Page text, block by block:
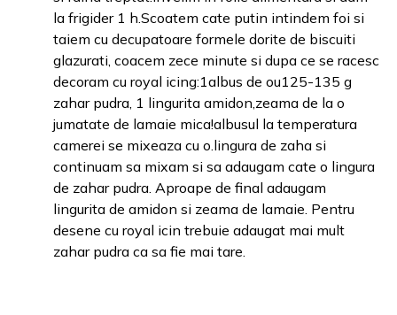
la frigider 1 h.Scoatem cate putin intindem foi si
taiem cu decupatoare formele dorite de biscuiti
glazurati, coacem zece minute si dupa ce se racesc
decoram cu royal icing:1albus de ou125-135 g
zahar pudra, 1 lingurita amidon,zeama de la o
jumatate de lamaie mica!albusul la temperatura
camerei se mixeaza cu o.lingura de zaha si
continuam sa mixam si sa adaugam cate o lingura
de zahar pudra. Aproape de final adaugam
lingurita de amidon si zeama de lamaie. Pentru
desene cu royal icin trebuie adaugat mai mult
zahar pudra ca sa fie mai tare.